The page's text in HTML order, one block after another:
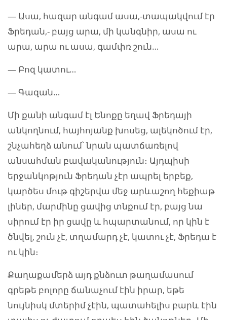
— Ասա, հազար անգամ ասա,-տապակվում էր
Ֆրեդան,- բայց արա, մի կանգնիր, ասա ու
արա, արա ու ասա, գամփռ շուն…
— Բոզ կատու…
— Գազան…
Մի քանի անգամ էլ Ենոքը եղավ Ֆրեդայի
անկողնում, հայհոյանք խոսեց, ալեկոծում էր,
շնչահեղձ անում՝ նրան պատճառելով
անսահման բավականություն։ Այդպիսի
երջանկոթյուն Ֆրեդան չէր ապրել երբեք,
կարծես մութ գիշերվա մեջ արևաշող հեքիաթ
լիներ, մարմինը ցավից տնքում էր, բայց նա
սիրում էր իր ցավը և հպարտանում, որ կին է
ծնվել, շուն չէ, տղամարդ չէ, կատու չէ, Ֆրեդա է
ու կին։
Քաղաքամերձ այդ քնձուտ թաղամասում
գրեթե բոլորը ճանաչում էին իրար, եթե
նույնիսկ մտերիմ չէին, պատահելիս բարև էին